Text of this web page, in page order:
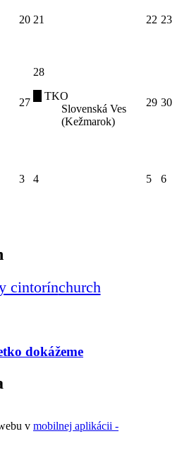
20 21 22 23
27
28
TKO
Slovenská Ves
(Kežmarok)
29 30
3 4 5 6
cintorínchurch
dokážeme
v mobilnej aplikácii -